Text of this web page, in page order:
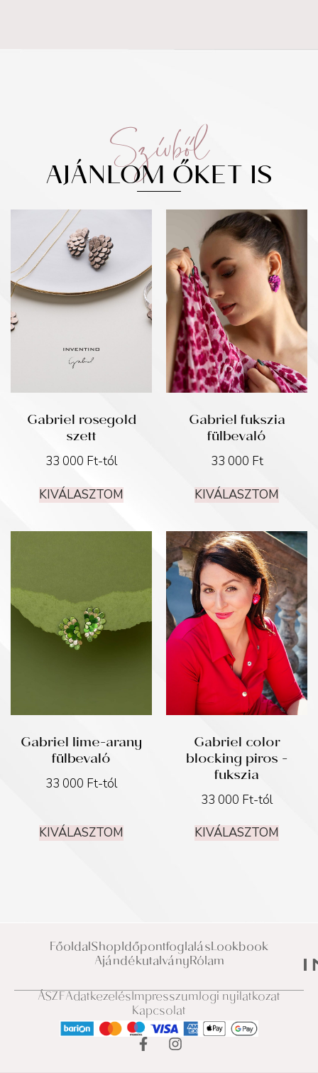
Szívből
AJÁNLOM ŐKET IS
Gabriel rosegold
szett
33 000 Ft-tól
KIVÁLASZTOM
Gabriel fukszia
fülbevaló
33 000 Ft
KIVÁLASZTOM
Gabriel lime-arany
fülbevaló
33 000 Ft-tól
KIVÁLASZTOM
Gabriel color
blocking piros -
fukszia
33 000 Ft-tól
KIVÁLASZTOM
FőoldalShopIdőpontfoglalásLookbook
AjándékutalványRólam
ÁSZFAdatkezelésImpresszumJogi nyilatkozat
Kapcsolat